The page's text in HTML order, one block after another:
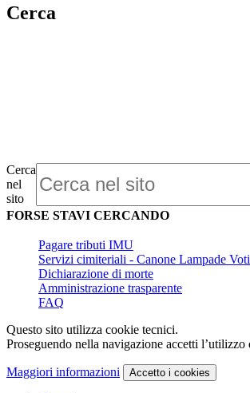
Cerca
Cerca
nel
sito
FORSE STAVI CERCANDO
Pagare tributi IMU
Servizi cimiteriali - Canone Lampade
Dichiarazione di morte
Amministrazione trasparente
FAQ
Questo sito utilizza cookie tecnici.
Proseguendo nella navigazione accetti l’utilizzo
Maggiori informazioni Accetto i cookies